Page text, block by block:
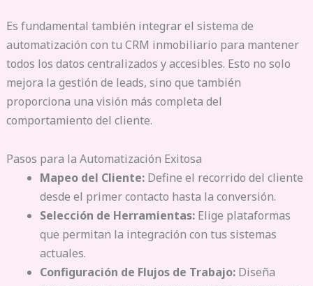
Es fundamental también integrar el sistema de
automatización con tu CRM inmobiliario para mantener
todos los datos centralizados y accesibles. Esto no solo
mejora la gestión de leads, sino que también
proporciona una visión más completa del
comportamiento del cliente.
Pasos para la Automatización Exitosa
Mapeo del Cliente:Define el recorrido del cliente
desde el primer contacto hasta la conversión.
Selección de Herramientas:Elige plataformas
que permitan la integración con tus sistemas
actuales.
Configuración de Flujos de Trabajo:Diseña